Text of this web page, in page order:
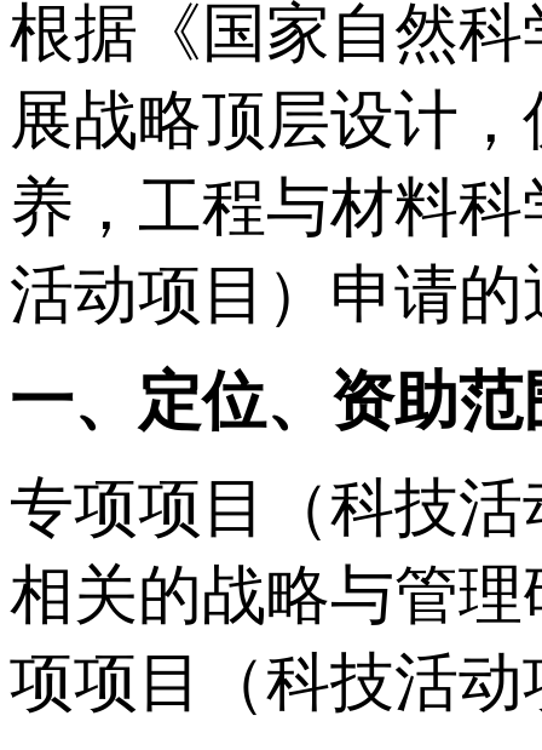
根据《国家自然
展战略顶层设计
养，工程与材料
活动项目）申请的
一、定位、资助范
专项项目（科技
相关的战略与管
项项目（科技活